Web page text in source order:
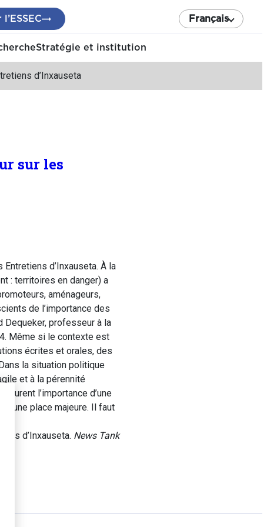
Français
Stratégie et institution
d’Inxauseta
sur les
d’Inxauseta. À la
: territoires en danger) a
aménageurs,
de l’importance des
Dequeker, professeur à la
Même si le contexte est
écrites et orales, des
la situation politique
et à la pérennité
l’importance d’une
une place majeure. Il faut
d’Inxauseta. News Tank